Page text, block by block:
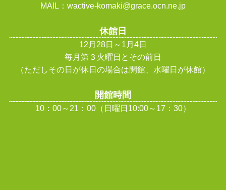
MAIL：wactive-komaki@grace.ocn.ne.jp
休館日
12月28日～1月4日
毎月第３火曜日とその前日
（ただしその日が休日の場合は開館、水曜日が休館）
開館時間
10：00～21：00（日曜日10:00～17：30）